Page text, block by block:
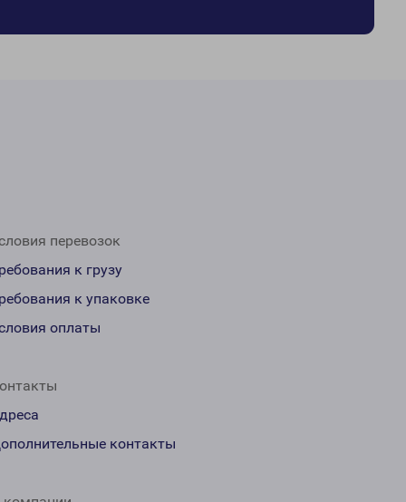
перевозок
к грузу
к упаковке
оплаты
контакты